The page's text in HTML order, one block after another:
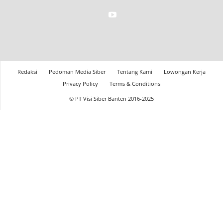
Redaksi Pedoman Media Siber Tentang Kami
Lowongan Kerja
Privacy Policy
Terms & Conditions
© PT Visi Siber Banten 2016-2025